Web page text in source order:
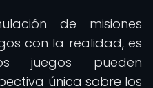
de misiones
con la realidad, es
juegos pueden
única sobre los